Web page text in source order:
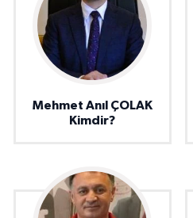
Mehmet Anıl ÇOLAK
Kimdir?